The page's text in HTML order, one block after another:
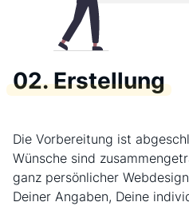
02. Erstellung
Die Vorbereitung ist
Wünsche sind
ganz persönlicher
Deiner Angaben, Deine